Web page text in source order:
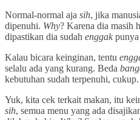
Normal-normal aja sih, jika
dipenuhi. Why? Karena dia masih
dipastikan dia sudah enggak
Kalau bicara keinginan, tentu
selalu ada yang kurang. Beda
kebutuhan sudah terpenuhi, cukup.
Yuk, kita cek terkait makan, itu
sih, semua menu yang ada